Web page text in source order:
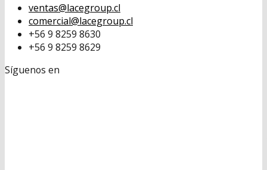
ventas@lacegroup.cl
comercial@lacegroup.cl
+56 9 8259 8630
+56 9 8259 8629
Síguenos en